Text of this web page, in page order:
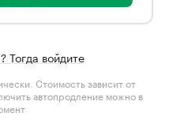
Тогда войдите
Стоимость зависит от
автопродление можно в